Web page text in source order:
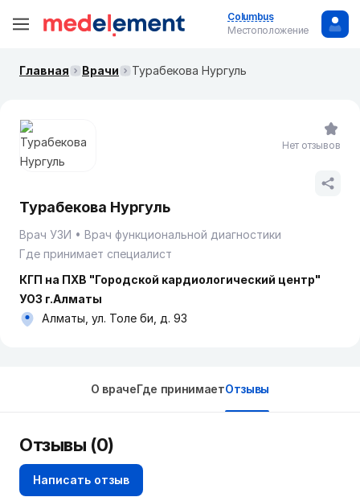
Columbus
Местоположение
Главная Врачи Турабекова Нургуль
Турабекова Нургуль
Врач УЗИ
Врач функциональной диагностики
Где принимает специалист
КГП на ПХВ "Городской кардиологический центр"
УОЗ г.Алматы
Алматы, ул. Толе би, д. 93
Нет отзывов
О врачеГде принимаетОтзывы
Отзывы (0)
Написать отзыв